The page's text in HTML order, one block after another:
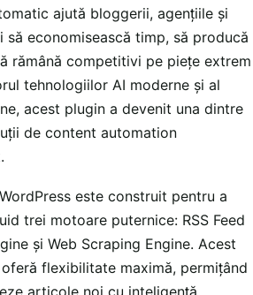
ajută bloggerii, agențiile și
economisească timp, să producă
rămână competitivi pe piețe extrem
tehnologiilor AI moderne și al
acest plugin a devenit una dintre
de content automation
este construit pentru a
trei motoare puternice: RSS Feed
și Web Scraping Engine. Acest
flexibilitate maximă, permițând
articole noi cu inteligență